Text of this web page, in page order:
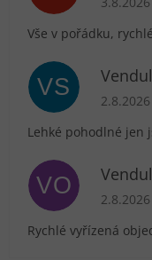
Vše v pořádku,
VS
2.8.2026
Lehké pohodlné jen
VO
2.8.2026
Rychlé vyřízená